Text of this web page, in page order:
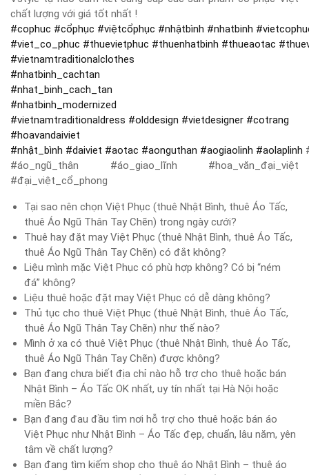
chất lượng với giá tốt nhất !
#cophuc #cổphục #việtcổphục #nhậtbình #nhatbinh #
#viet_co_phuc #thuevietphuc #thuenhatbinh #thueaotac #
#vietnamtraditionalclothes
#nhatbinh_cachtan
#nhat_binh_cach_tan
#nhatbinh_modernized
#vietnamtraditionaldress #olddesign #vietdesigner #cotrang
#hoavandaiviet
#nhật_bình #daiviet #aotac #aonguthan #aogiaolinh #aolaplinh
#áo_ngũ_thân #áo_giao_lĩnh #hoa_văn_đại_việt
#đại_việt_cổ_phong
Tại sao nên chọn Việt Phục (thuê Nhật Bình, thuê Áo Tấc,
thuê Áo Ngũ Thân Tay Chẽn) trong ngày cưới?
Thuê hay đặt may Việt Phục (thuê Nhật Bình, thuê Áo Tấc,
thuê Áo Ngũ Thân Tay Chẽn) có đắt không?
Liệu mình mặc Việt Phục có phù hợp không? Có bị “ném
đá” không?
Liệu thuê hoặc đặt may Việt Phục có dễ dàng không?
Thủ tục cho thuê Việt Phục (thuê Nhật Bình, thuê Áo Tấc,
thuê Áo Ngũ Thân Tay Chẽn) như thế nào?
Mình ở xa có thuê Việt Phục (thuê Nhật Bình, thuê Áo Tấc,
thuê Áo Ngũ Thân Tay Chẽn) được không?
Bạn đang chưa biết địa chỉ nào hỗ trợ cho thuê hoặc bán
Nhật Bình – Áo Tấc OK nhất, uy tín nhất tại Hà Nội hoặc
miền Bắc?
Bạn đang đau đầu tìm nơi hỗ trợ cho thuê hoặc bán áo
Việt Phục như Nhật Bình – Áo Tấc đẹp, chuẩn, lâu năm, yên
tâm về chất lượng?
Bạn đang tìm kiếm shop cho thuê áo Nhật Bình – thuê áo